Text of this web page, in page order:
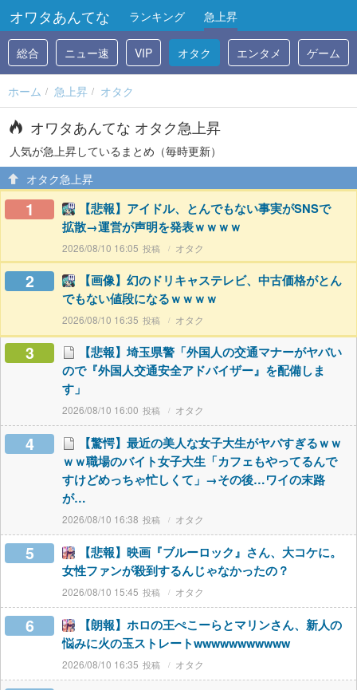
オワタあんてな ランキング 急上昇
総合 ニュー速 VIP オタク エンタメ ゲーム
ホーム 急上昇 オタク
オワタあんてな オタク急上昇
人気が急上昇しているまとめ（毎時更新）
オタク急上昇
1
【悲報】アイドル、とんでもない事実がSNSで
拡散→運営が声明を発表ｗｗｗｗ
2026/08/10 16:05 オタク
2
【画像】幻のドリキャステレビ、中古価格がとん
でもない値段になるｗｗｗｗ
2026/08/10 16:35 オタク
3
【悲報】埼玉県警「外国人の交通マナーがヤバい
ので『外国人交通安全アドバイザー』を配備しま
す」
2026/08/10 16:00 オタク
4
【驚愕】最近の美人な女子大生がヤバすぎるｗｗ
ｗｗ職場のバイト女子大生「カフェもやってるんで
すけどめっちゃ忙しくて」→その後…ワイの末路
が…
2026/08/10 16:38 オタク
5
【悲報】映画『ブルーロック』さん、大コケに。
女性ファンが殺到するんじゃなかったの？
2026/08/10 15:45 オタク
6
【朗報】ホロの王ぺこーらとマリンさん、新人の
悩みに火の玉ストレートwwwwwwwwwww
2026/08/10 16:35 オタク